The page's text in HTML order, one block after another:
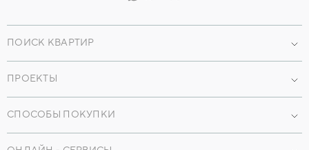
ПОИСК КВАРТИР
По преимуществам
Машиноместа
ПРОЕКТЫ
СПОСОБЫ ПОКУПКИ
Ипотека